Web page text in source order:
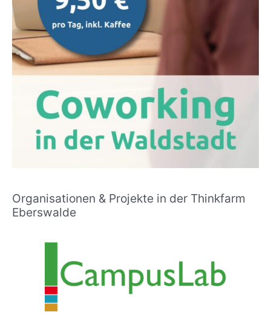
Organisationen & Projekte in der Thinkfarm
Eberswalde